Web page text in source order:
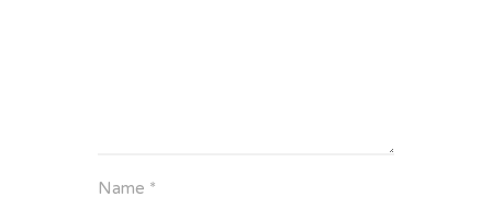
Name *